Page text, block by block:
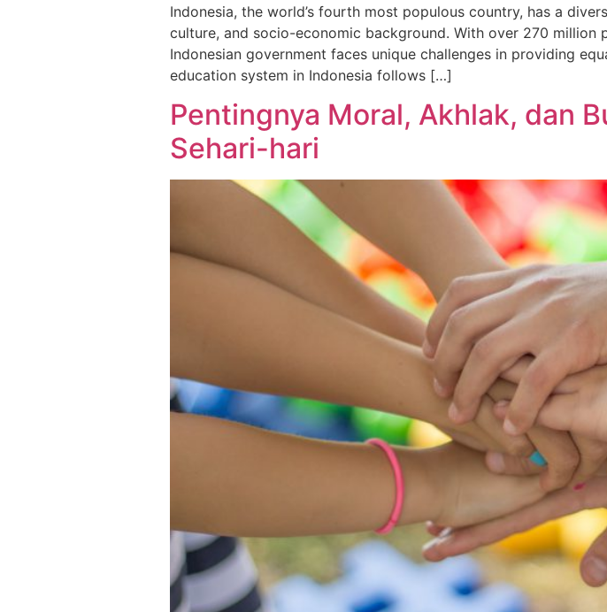
Indonesia, the world’s fourth most populous country, has a
culture, and socio-economic background. With over 270 million
Indonesian government faces unique challenges in providing
education system in Indonesia follows […]
Pentingnya Moral, Akhlak, dan
Sehari-hari